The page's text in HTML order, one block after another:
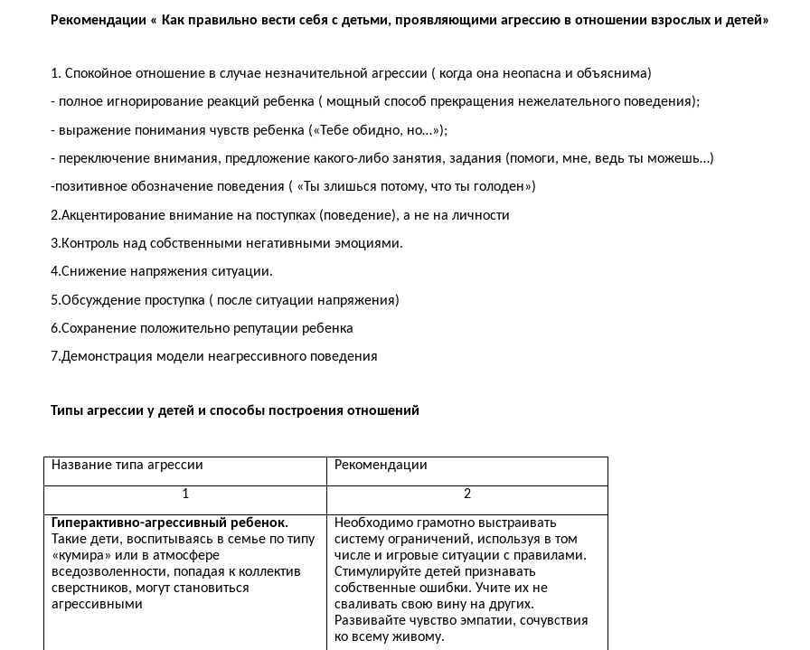
Рекомендации « Как правильно вести себя с детьми, проявляющими агрессию в отношении взрослых и детей»
1. Спокойное отношение в случае незначительной агрессии ( когда она неопасна и объяснима)
- полное игнорирование реакций ребенка ( мощный способ прекращения нежелательного поведения);
- выражение понимания чувств ребенка («Тебе обидно, но…»);
- переключение внимания, предложение какого-либо занятия, задания (помоги, мне, ведь ты можешь…)
-позитивное обозначение поведения ( «Ты злишься потому, что ты голоден»)
2.Акцентирование внимание на поступках (поведение), а не на личности
3.Контроль над собственными негативными эмоциями.
4.Снижение напряжения ситуации.
5.Обсуждение проступка ( после ситуации напряжения)
6.Сохранение положительно репутации ребенка
7.Демонстрация модели неагрессивного поведения
Типы агрессии у детей и способы построения отношений
Название типа агрессии
Рекомендации
1
2
Гиперактивно-агрессивный ребенок.
Такие дети, воспитываясь в семье по типу
«кумира» или в атмосфере
вседозволенности, попадая к коллектив
сверстников, могут становиться
агрессивными
Необходимо грамотно выстраивать
систему ограничений, используя в том
числе и игровые ситуации с правилами.
Стимулируйте детей признавать
собственные ошибки. Учите их не
сваливать свою вину на других.
Развивайте чувство эмпатии, сочувствия
ко всему живому.